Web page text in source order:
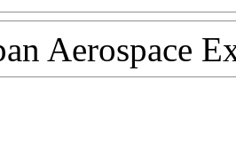
Aerospace